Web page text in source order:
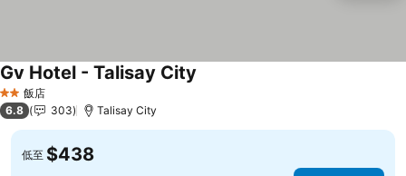
2 星級飯店
Gv Hotel - Talisay City
6.8 303 Talisay City
低至 $438